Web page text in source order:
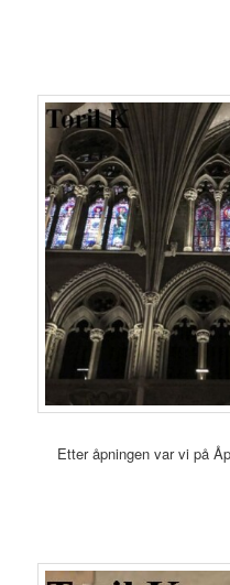
Etter åpningen var vi på